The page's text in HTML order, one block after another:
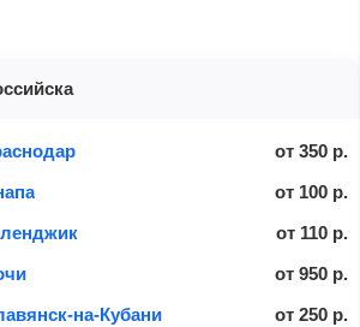
от 350 р.
от 100 р.
от 110 р.
от 950 р.
на-Кубани
от 250 р.